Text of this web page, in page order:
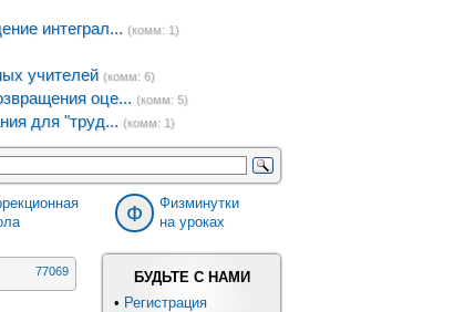
интеграл... (комм: 1)
учителей (комм: 6)
оце... (комм: 5)
для "труд... (комм: 1)
Ф
Физминутки
на уроках
77069
БУДЬТЕ С НАМИ
• Регистрация